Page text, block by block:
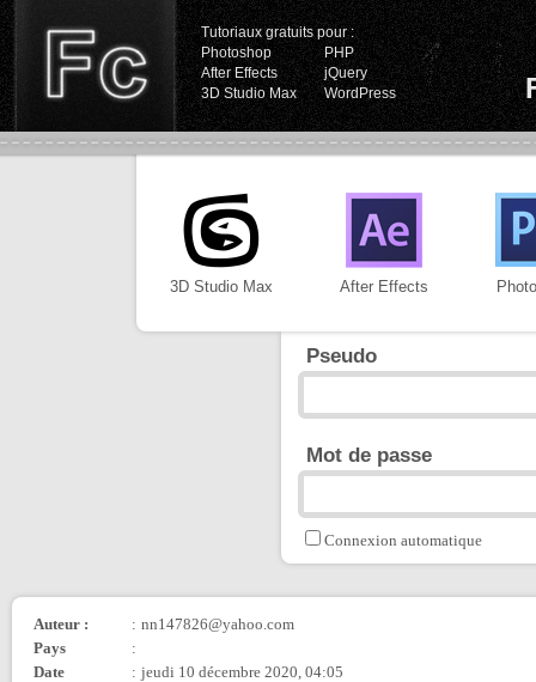
Tutoriaux gratuits pour :
Photoshop
PHP
After Effects
jQuery
3D Studio Max
WordPress
3D Studio Max After Effects
Pseudo
Mot de passe
Connexion automatique
Auteur : : nn147826@yahoo.com
Pays
:
Date
: jeudi 10 décembre 2020, 04:05